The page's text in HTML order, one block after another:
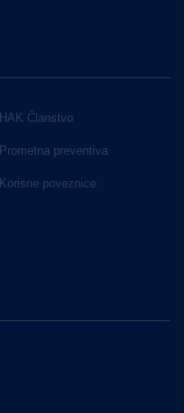
HAK Članstvo
Prometna preventiva
Korisne poveznice